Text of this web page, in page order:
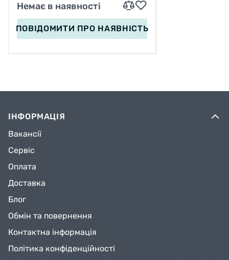
Немає в наявності
ПОВІДОМИТИ ПРО НАЯВНІСТЬ
ІНФОРМАЦІЯ
Вакансії
Сервіс
Оплата
Доставка
Блог
Обмін та повернення
Контактна інформація
Політика конфіденційності